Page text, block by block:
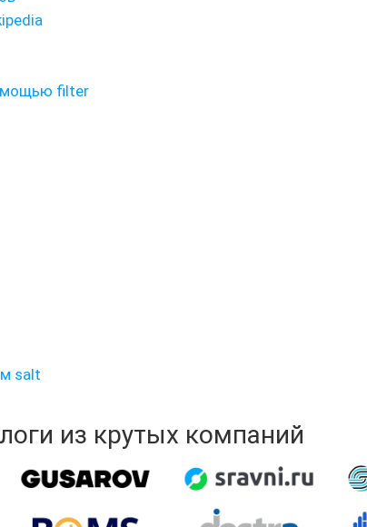
filter
salt
из крутых компаний